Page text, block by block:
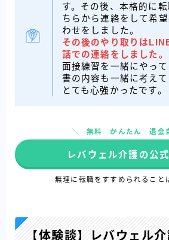
す。その後、本格的に
ちらから連絡をして希
わせをしました。
その後のやり取りは
話での連絡をしました。
面接練習を一緒にやっ
書の内容も一緒に考え
とても心強かったです。
無料 かんたん 退会
レバウェル介護の公
無理に転職をすすめられること
【体験談】レバウェル